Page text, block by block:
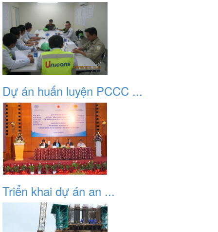
Dự án huấn luyện PCCC ...
Triển khai dự án an ...